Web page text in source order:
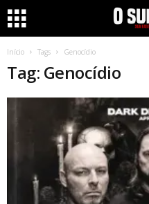
Início Tags Genocídio
Tag: Genocídio